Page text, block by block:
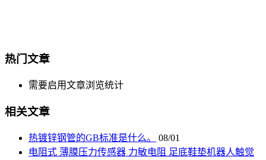
热门文章
需要启用文章浏览统计
相关文章
热镀锌钢管的GB标准是什么。
08/01
电阻式 薄膜压力传感器 力敏电阻 足底鞋垫机器人触觉